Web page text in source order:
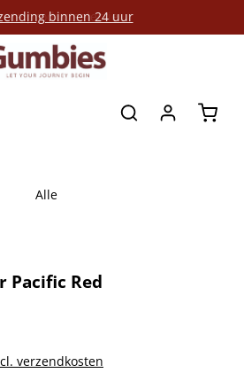
binnen 24 uur
productselectie
Alle
Pacific Red
verzendkosten